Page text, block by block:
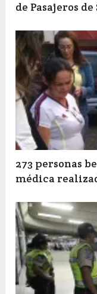
de Pasajeros
273 personas
médica